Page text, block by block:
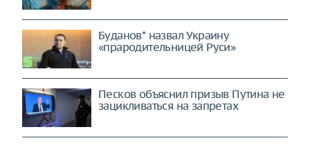
Буданов* назвал Украину
«прародительницей Руси»
Песков объяснил призыв Путина не
зацикливаться на запретах